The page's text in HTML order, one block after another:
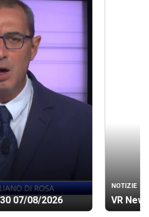
07/08/2026
NOTIZIE
VR